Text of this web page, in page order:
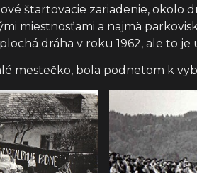
štartovacie zariadenie, okolo
miestnosťami a najmä
dráha v roku 1962, ale to je
mestečko, bola podnetom k